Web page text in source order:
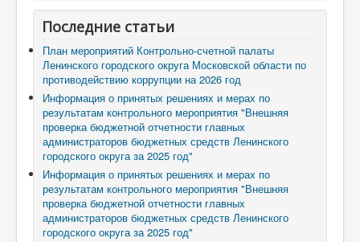
Последние статьи
План мероприятий Контрольно-счетной палаты
Ленинского городского округа Московской области по
противодействию коррупции на 2026 год
Информация о принятых решениях и мерах по
результатам контрольного мероприятия "Внешняя
проверка бюджетной отчетности главных
администраторов бюджетных средств Ленинского
городского округа за 2025 год"
Информация о принятых решениях и мерах по
результатам контрольного мероприятия "Внешняя
проверка бюджетной отчетности главных
администраторов бюджетных средств Ленинского
городского округа за 2025 год"